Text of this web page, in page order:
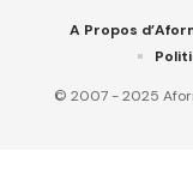
© 2007 - 2025
A Propos